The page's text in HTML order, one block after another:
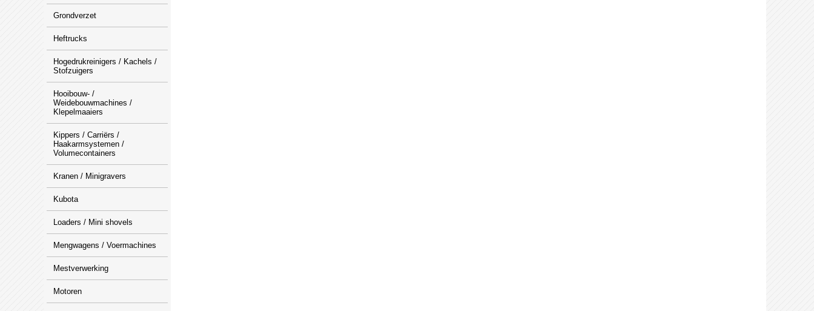
Grondverzet
Heftrucks
Hogedrukreinigers / Kachels /
Stofzuigers
Hooibouw- /
Weidebouwmachines /
Klepelmaaiers
Kippers / Carriërs /
Haakarmsystemen /
Volumecontainers
Kranen / Minigravers
Kubota
Loaders / Mini shovels
Mengwagens / Voermachines
Mestverwerking
Motoren